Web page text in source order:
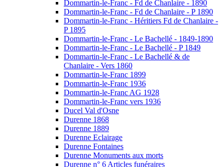
Dommartin-le-Franc - Fd de Chanlaire - 1890
Dommartin-le-Franc - Fd de Chanlaire - P 1890
Dommartin-le-Franc - Héritiers Fd de Chanlaire -
P 1895
Dommartin-le-Franc - Le Bachellé - 1849-1890
Dommartin-le-Franc - Le Bachellé - P 1849
Dommartin-le-Franc - Le Bachellé & de
Chanlaire - Vers 1860
Dommartin-le-Franc 1899
Dommartin-le-Franc 1936
Dommartin-le-Franc AG 1928
Dommartin-le-Franc vers 1936
Ducel Val d'Osne
Durenne 1868
Durenne 1889
Durenne Eclairage
Durenne Fontaines
Durenne Monuments aux morts
Durenne n° 6 Articles funéraires